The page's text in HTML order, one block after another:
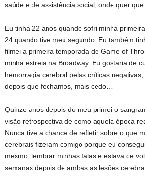
saúde e de assistência social, onde quer que
Eu tinha 22 anos quando sofri minha
24 quando tive meu segundo. Eu também
filmei a primeira temporada de Game of
minha estreia na Broadway. Eu gostaria de
hemorragia cerebral pelas críticas
depois que fechamos, mais cedo…
Quinze anos depois do meu primeiro
visão retrospectiva de como aquela época
Nunca tive a chance de refletir sobre o que
cerebrais fizeram comigo porque eu
mesmo, lembrar minhas falas e estava de
semanas depois de ambas as lesões